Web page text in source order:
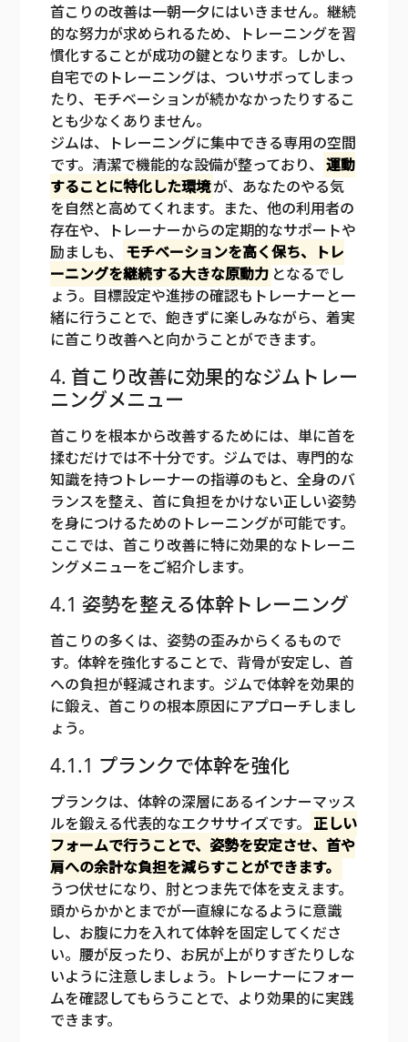
首こりの改善は一朝一夕にはいきません。継続
的な努力が求められるため、トレーニングを習
慣化することが成功の鍵となります。しかし、
自宅でのトレーニングは、ついサボってしまっ
たり、モチベーションが続かなかったりするこ
とも少なくありません。
ジムは、トレーニングに集中できる専用の空間
です。清潔で機能的な設備が整っており、 運動
することに特化した環境が、あなたのやる気
を自然と高めてくれます。また、他の利用者の
存在や、トレーナーからの定期的なサポートや
励ましも、
モチベーションを高く保ち、トレ
ーニングを継続する大きな原動力 となるでし
ょう。目標設定や進捗の確認もトレーナーと一
緒に行うことで、飽きずに楽しみながら、着実
に首こり改善へと向かうことができます。
4. 首こり改善に効果的なジムトレー
ニングメニュー
首こりを根本から改善するためには、単に首を
揉むだけでは不十分です。ジムでは、専門的な
知識を持つトレーナーの指導のもと、全身のバ
ランスを整え、首に負担をかけない正しい姿勢
を身につけるためのトレーニングが可能です。
ここでは、首こり改善に特に効果的なトレーニ
ングメニューをご紹介します。
4.1 姿勢を整える体幹トレーニング
首こりの多くは、姿勢の歪みからくるもので
す。体幹を強化することで、背骨が安定し、首
への負担が軽減されます。ジムで体幹を効果的
に鍛え、首こりの根本原因にアプローチしまし
ょう。
4.1.1 プランクで体幹を強化
プランクは、体幹の深層にあるインナーマッス
ルを鍛える代表的なエクササイズです。 正しい
フォームで行うことで、姿勢を安定させ、首や
肩への余計な負担を減らすことができます。
うつ伏せになり、肘とつま先で体を支えます。
頭からかかとまでが一直線になるように意識
し、お腹に力を入れて体幹を固定してくださ
い。腰が反ったり、お尻が上がりすぎたりしな
いように注意しましょう。トレーナーにフォー
ムを確認してもらうことで、より効果的に実践
できます。